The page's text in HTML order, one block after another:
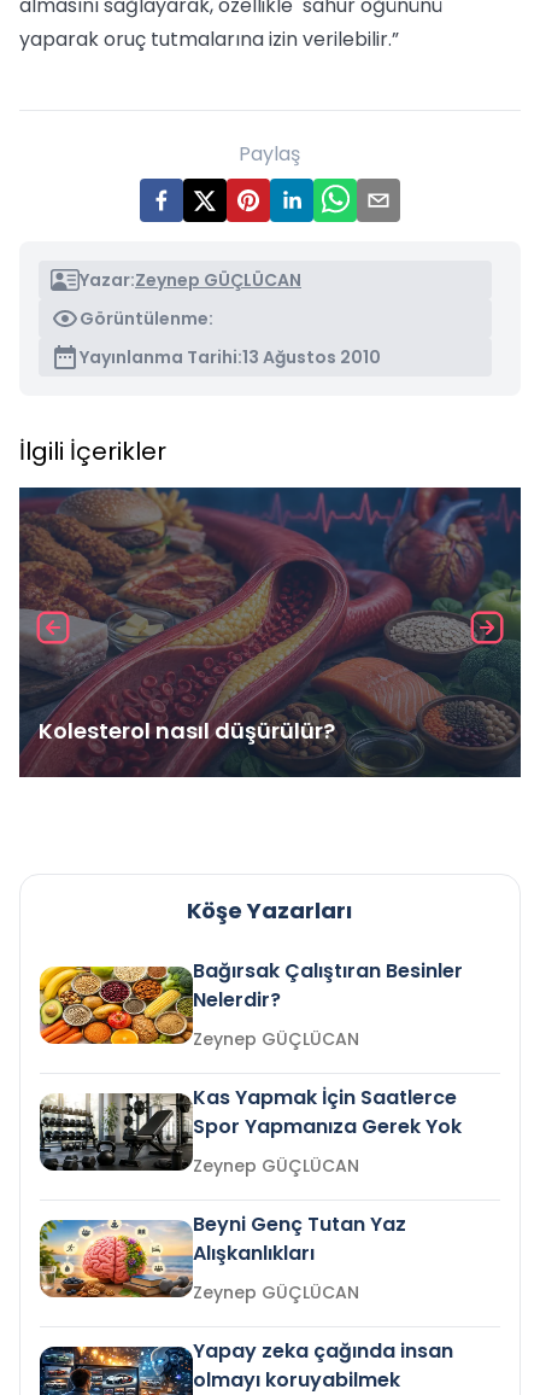
yaparak oruç tutmalarına izin verilebilir.”
Paylaş
Yazar:Zeynep GÜÇLÜCAN
Görüntülenme:
Yayınlanma Tarihi:13 Ağustos 2010
İlgili İçerikler
Kolesterol nasıl düşürülür?
Köşe Yazarları
Bağırsak Çalıştıran Besinler
Nelerdir?
Zeynep GÜÇLÜCAN
Kas Yapmak İçin Saatlerce
Spor Yapmanıza Gerek Yok
Zeynep GÜÇLÜCAN
Beyni Genç Tutan Yaz
Alışkanlıkları
Zeynep GÜÇLÜCAN
Yapay zeka çağında insan
olmayı koruyabilmek